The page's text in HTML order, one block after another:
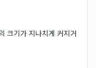
크기가 지나치게 커지거